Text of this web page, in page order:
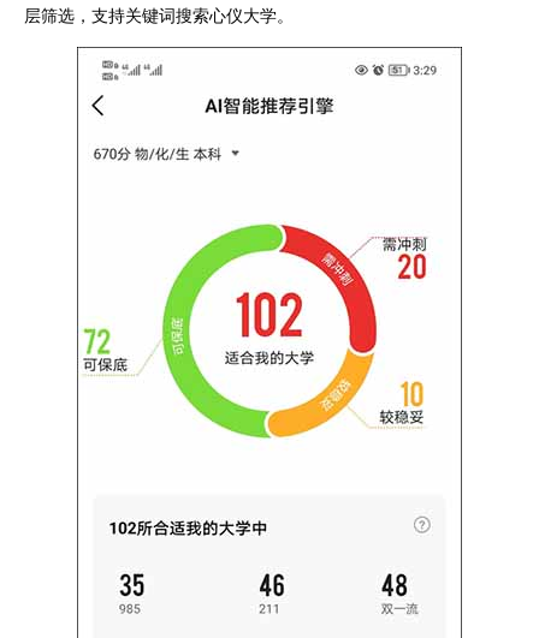
层筛选，支持关键词搜索心仪大学。